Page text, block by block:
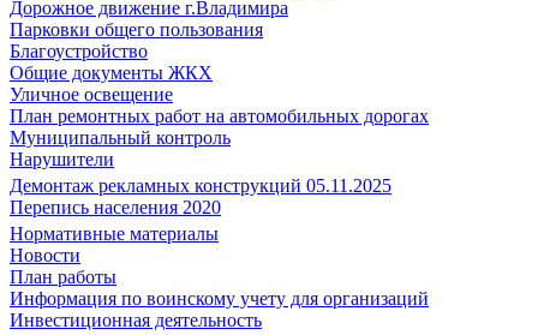
Дорожное движение г.Владимира
Парковки общего пользования
Благоустройство
Общие документы ЖКХ
Уличное освещение
План ремонтных работ на автомобильных дорогах
Муниципальный контроль
Нарушители
Демонтаж рекламных конструкций 05.11.2025
Перепись населения 2020
Нормативные материалы
Новости
План работы
Информация по воинскому учету для организаций
Инвестиционная деятельность